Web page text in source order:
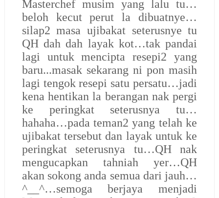
Masterchef musim yang lalu tu…
beloh kecut perut la dibuatnye…
silap2 masa ujibakat seterusnye tu
QH dah dah layak kot…tak pandai
lagi untuk mencipta resepi2 yang
baru...masak sekarang ni pon masih
lagi tengok resepi satu persatu…jadi
kena hentikan la berangan nak pergi
ke peringkat seterusnya tu…
hahaha…pada teman2 yang telah ke
ujibakat tersebut dan layak untuk ke
peringkat seterusnya tu…QH nak
mengucapkan tahniah yer…QH
akan sokong anda semua dari jauh…
^__^…semoga berjaya menjadi